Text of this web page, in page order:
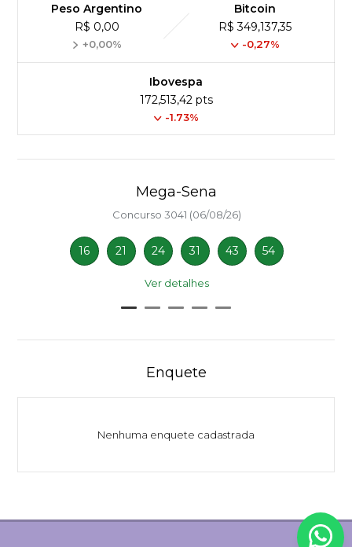
Peso Argentino
R$ 0,00
+0,00%
Bitcoin
R$ 349,137,35
-0,27%
Ibovespa
172,513,42 pts
-1.73%
Mega-Sena
Concurso 3041 (06/08/26)
16 21 24 31 43 54
Ver detalhes
Enquete
Nenhuma enquete cadastrada